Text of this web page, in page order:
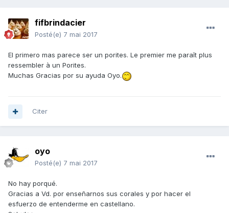
fifbrindacier
Posté(e) 7 mai 2017
El primero mas parece ser un porites. Le premier me paraît plus
ressembler à un Porites.
Muchas Gracias por su ayuda Oyo.
Citer
oyo
Posté(e) 7 mai 2017
No hay porqué.
Gracias a Vd. por enseñarnos sus corales y por hacer el
esfuerzo de entenderme en castellano.